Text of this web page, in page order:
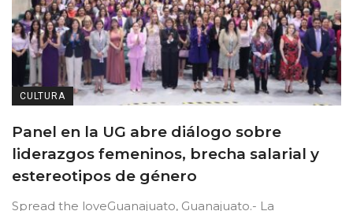
CULTURA
Panel en la UG abre diálogo sobre
liderazgos femeninos, brecha salarial y
estereotipos de género
Spread the loveGuanajuato, Guanajuato.- La